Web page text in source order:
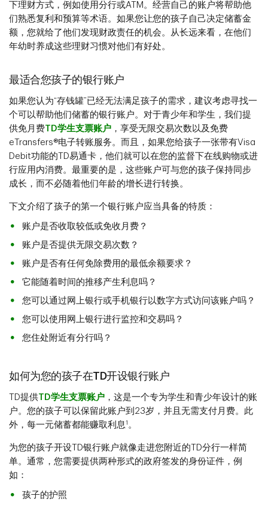
下理财方式，例如使用分行或ATM。经营自己的账户将帮助他
们熟悉复利和预算等术语。如果您让您的孩子自己决定储蓄金
额，您就给了他们发现财政责任的机会。从长远来看，在他们
年幼时养成这些理财习惯对他们有好处。
最适合您孩子的银行账户
如果您认为“存钱罐”已经无法满足孩子的需求，建议考虑寻找一
个可以帮助他们储蓄的银行账户。对于青少年和学生，我们提
供免月费TD学生支票账户 ，享受无限交易次数以及免费
eTransfers®电子转账服务。而且，如果您给孩子一张带有Visa
Debit功能的TD易通卡，他们就可以在您的监督下在线购物或进
行应用内消费。最重要的是，这些账户可与您的孩子保持同步
成长，而不必随着他们年龄的增长进行转换。
下文介绍了孩子的第一个银行账户应当具备的特质：
账户是否收取较低或免收月费？
账户是否提供无限交易次数？
账户是否有任何免除费用的最低余额要求？
它能随着时间的推移产生利息吗？
您可以通过网上银行或手机银行以数字方式访问该账户吗？
您可以使用网上银行进行监控和交易吗？
您住处附近有分行吗？
如何为您的孩子在TD开设银行账户
TD提供TD学生支票账户 ，这是一个专为学生和青少年设计的账
户。您的孩子可以保留此账户到23岁，并且无需支付月费。此
外，每一元储蓄都能赚取利息1 。
为您的孩子开设TD银行账户就像走进您附近的TD分行一样简
单。通常，您需要提供两种形式的政府签发的身份证件，例
如：
孩子的护照